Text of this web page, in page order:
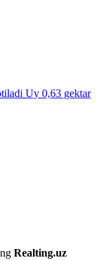
Uy 0,63 gektar
Realting.uz